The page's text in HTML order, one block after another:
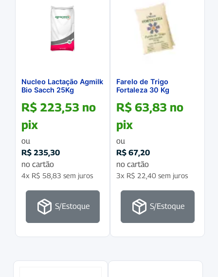
Nucleo Lactação Agmilk
Bio Sacch 25Kg
R$ 223,53 no
pix
ou
R$ 235,30
no cartão
4x R$ 58,83 sem juros
S/Estoque
Farelo de Trigo
Fortaleza 30 Kg
R$ 63,83 no
pix
ou
R$ 67,20
no cartão
3x R$ 22,40 sem juros
S/Estoque